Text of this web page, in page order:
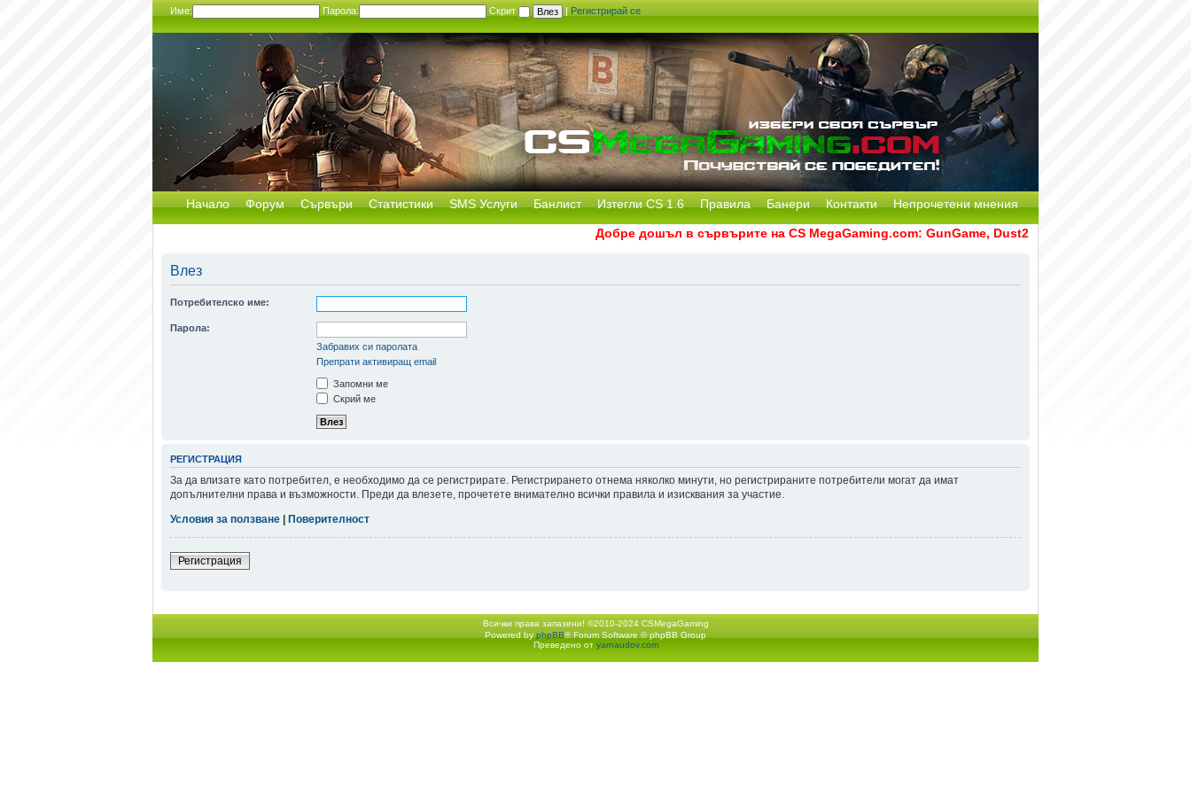
Име: Парола: Скрит | Регистрирай се
Начало Форум Сървъри Статистики SMS Услуги Банлист Изтегли CS 1.6 Правила Банери Контакти Непрочетени мнения
Добре дошъл в сървърите на CS MegaGaming.com: GunGame, Dust2, CS:GO Remake [Multi-
Влез
Потребителско име:
Парола:
Забравих си паролата
Препрати активиращ email
Запомни ме
Скрий ме
РЕГИСТРАЦИЯ
За да влизате като потребител, е необходимо да се регистрирате. Регистрирането отнема няколко минути, но регистрираните потребители могат да имат
допълнителни права и възможности. Преди да влезете, прочетете внимателно всички правила и изисквания за участие.
Условия за ползване | Поверителност
Регистрация
Всички права запазени! ©2010-2024 CSMegaGaming
Начало форум Екип•Изтрий всички бисквитки• Часовете са според зоната UTC + 2 часа [DST]
Powered by phpBB® Forum Software © phpBB Group
Преведено от yarnaudov.com